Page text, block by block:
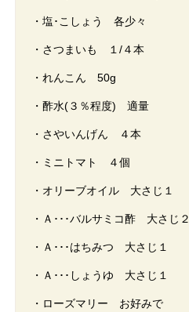
・塩･こしょう 各少々
・さつまいも １/４本
・れんこん 50g
・酢水(３％程度) 適量
・さやいんげん ４本
・ミニトマト ４個
・オリーブオイル 大さじ１
・Ａ･･･バルサミコ酢 大さじ２
・Ａ･･･はちみつ 大さじ１
・Ａ･･･しょうゆ 大さじ１
・ローズマリー お好みで